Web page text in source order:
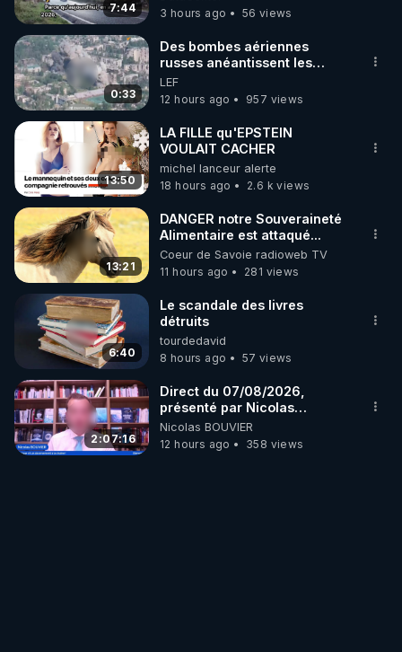
code : REGENERE10
▶ 30 jours gratuit sur l’application de méditation et
de bien-être ENVOL :
Rendez-vous sur https://www.envol.app/code
le code : REGENERE
7:44
3 hours ago
56 views
0:33
Des bombes aériennes
russes anéantissent les
centres de contrôle de
drones de 3 brigades
ukrainienne
LEF
12 hours ago
957 views
13:50
LA FILLE qu'EPSTEIN
VOULAIT CACHER
michel lanceur alerte
18 hours ago
2.6 k views
13:21
DANGER notre Souveraineté
Alimentaire est attaqué...
Coeur de Savoie radioweb TV
11 hours ago
281 views
6:40
Le scandale des livres
détruits
tourdedavid
8 hours ago
57 views
2:07:16
Direct du 07/08/2026,
présenté par Nicolas
BOUVIER
Nicolas BOUVIER
12 hours ago
358 views